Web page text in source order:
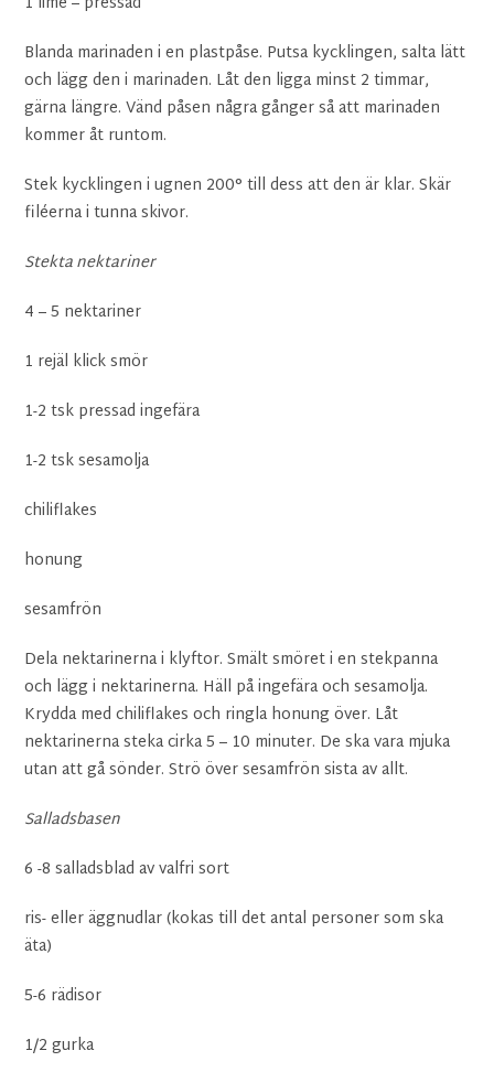
Blanda marinaden i en plastpåse. Putsa kycklingen, salta lätt
och lägg den i marinaden. Låt den ligga minst 2 timmar,
gärna längre. Vänd påsen några gånger så att marinaden
kommer åt runtom.
Stek kycklingen i ugnen 200° till dess att den är klar. Skär
filéerna i tunna skivor.
Stekta nektariner
4 – 5 nektariner
1 rejäl klick smör
1-2 tsk pressad ingefära
1-2 tsk sesamolja
chiliflakes
honung
sesamfrön
Dela nektarinerna i klyftor. Smält smöret i en stekpanna
och lägg i nektarinerna. Häll på ingefära och sesamolja.
Krydda med chiliflakes och ringla honung över. Låt
nektarinerna steka cirka 5 – 10 minuter. De ska vara mjuka
utan att gå sönder. Strö över sesamfrön sista av allt.
Salladsbasen
6 -8 salladsblad av valfri sort
ris- eller äggnudlar (kokas till det antal personer som ska
äta)
5-6 rädisor
1/2 gurka